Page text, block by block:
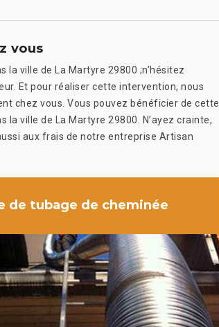
vous
ville de La Martyre 29800 ;n’hésitez
Et pour réaliser cette intervention, nous
chez vous. Vous pouvez bénéficier de cette
ville de La Martyre 29800. N’ayez crainte,
aux frais de notre entreprise Artisan
de tubage de cheminée